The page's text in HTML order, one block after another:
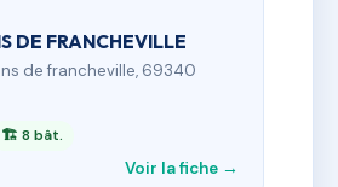
DE FRANCHEVILLE
de francheville, 69340
🏗 8 bât.
Voir la fiche →